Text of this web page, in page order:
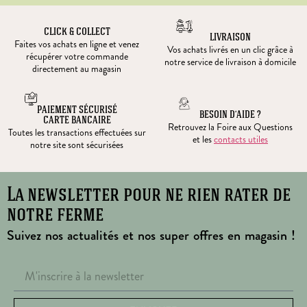
CLICK & COLLECT
Faites vos achats en ligne et venez
récupérer votre commande
directement au magasin
LIVRAISON
Vos achats livrés en un clic grâce à
notre service de livraison à domicile
PAIEMENT SÉCURISÉ
CARTE BANCAIRE
Toutes les transactions effectuées sur
notre site sont sécurisées
BESOIN D’AIDE ?
Retrouvez la Foire aux Questions
et lescontacts utiles
La newsletter pour ne rien rater de
notre ferme
Suivez nos actualités et nos super offres en magasin !